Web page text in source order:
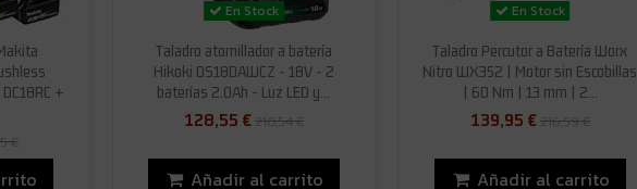
+
€
En Stock
Taladro atornillador a batería
Hikoki DS18DAWCZ - 18V - 2
baterías 2.0Ah - Luz LED y...
128,55 €210,54 €
Añadir al carrito
En Stock
Taladro Percutor a Batería Worx
Nitro WX352 | Motor sin Escobillas
| 60 Nm | 13 mm | 2...
139,95 €216,59 €
Añadir al carrito